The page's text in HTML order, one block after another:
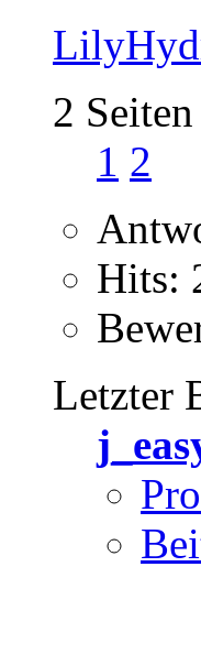
2 Seiten
1 2
Hits:
Letzter